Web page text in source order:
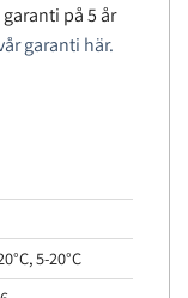
på 5 år
garanti här.
5-20°C